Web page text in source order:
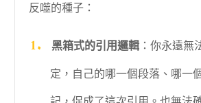
反噬的種子：
黑箱式的引用邏輯：你永遠無
定，自己的哪一個段落、哪一